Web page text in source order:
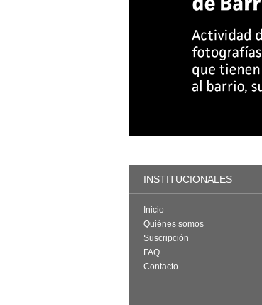
INSTITUCIONALES
Inicio
Quiénes somos
Suscripción
FAQ
Contacto